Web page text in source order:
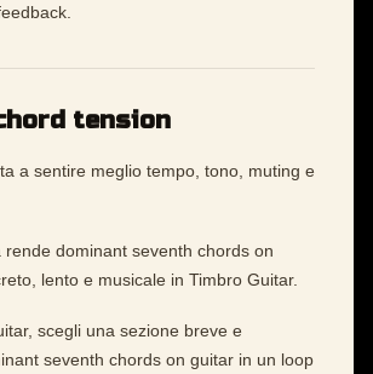
tension
a sentire meglio tempo, tono, muting e
rende dominant seventh chords on
lento e musicale in Timbro Guitar.
scegli una sezione breve e
seventh chords on guitar in un loop